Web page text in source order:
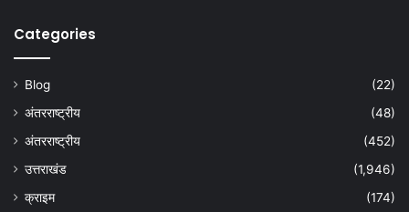
Categories
Blog
(22)
अंतरराष्ट्रीय
(48)
अंतरराष्ट्रीय
(452)
उत्तराखंड
(1,946)
क्राइम
(174)